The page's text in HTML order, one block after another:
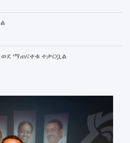
ወደ ማጠናቀቁ ተቃርቧል